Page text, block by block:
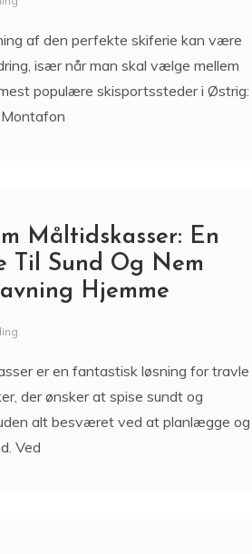
af den perfekte skiferie kan være
især når man skal vælge mellem
populære skisportssteder i Østrig:
Måltidskasser: En
Til Sund Og Nem
Hjemme
er en fantastisk løsning for travle
der ønsker at spise sundt og
alt besværet ved at planlægge og
Ved